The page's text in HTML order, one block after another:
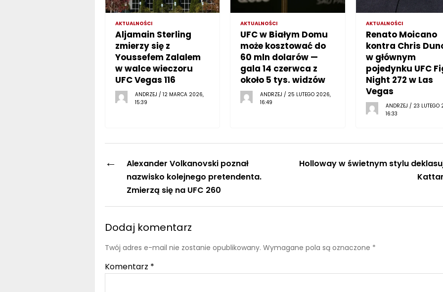
AKTUALNOŚCI
Aljamain Sterling
zmierzy się z
Youssefem Zalalem
w walce wieczoru
UFC Vegas 116
ANDRZEJ / 12 MARCA 2026,
15:39
AKTUALNOŚCI
UFC w Białym Domu
może kosztować do
60 mln dolarów —
gala 14 czerwca z
około 5 tys. widzów
ANDRZEJ / 25 LUTEGO 2026,
16:49
AKTUALNOŚCI
Renato Moicano
kontra Chris
w głównym
pojedynku UFC
Night 272 w Las
Vegas
ANDRZEJ / 23 LUTEGO
16:33
←
Alexander Volkanovski poznał
nazwisko kolejnego pretendenta.
Zmierzą się na UFC 260
Holloway w świetnym stylu
Dodaj komentarz
Twój adres e-mail nie zostanie opublikowany. Wymagane pola są oznaczone *
Komentarz *